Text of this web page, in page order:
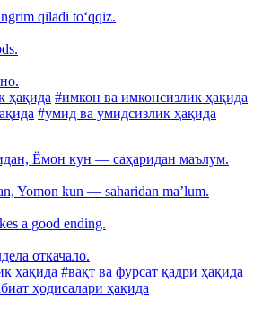
qiladi to‘qqiz.
ҳақида #имкон ва имконсизлик ҳақида
#умид ва умидсизлик ҳақида
Ёмон кун — саҳаридан маълум.
Yomon kun — saharidan maʼlum.
a good ending.
откачало.
ҳақида #вақт ва фурсат қадри ҳақида
ҳодисалари ҳақида